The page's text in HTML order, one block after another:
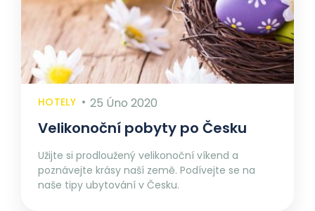
HOTELY 25 Úno 2020
Velikonoční pobyty po Česku
Užijte si prodloužený velikonoční víkend a
poznávejte krásy naší země. Podívejte se na
naše tipy ubytování v Česku.